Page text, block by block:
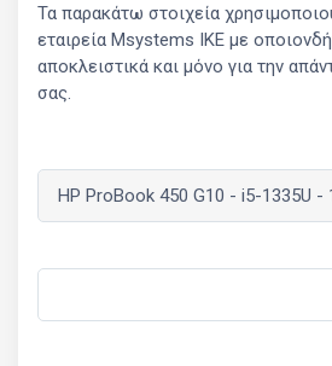
Τα παρακάτω στοιχεία
εταιρεία Msystems ΙΚΕ με
αποκλειστικά και μόνο για την
σας.